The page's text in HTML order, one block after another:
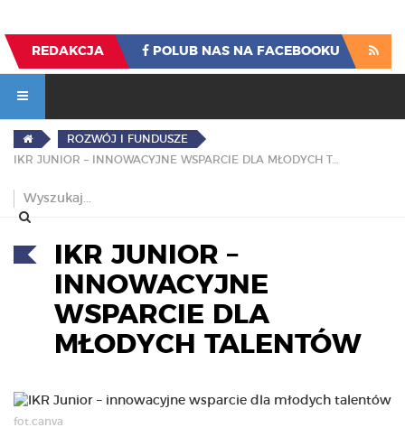
REDAKCJA POLUB NAS NA FACEBOOKU
ROZWÓJ I FUNDUSZE
IKR JUNIOR –
INNOWACYJNE
WSPARCIE DLA
MŁODYCH TALENTÓW
fot.canva